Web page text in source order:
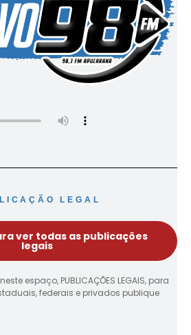
LEGAL
ver todas as publicações
legais
espaço, PUBLICAÇÕES LEGAIS, para
federais e privados publique